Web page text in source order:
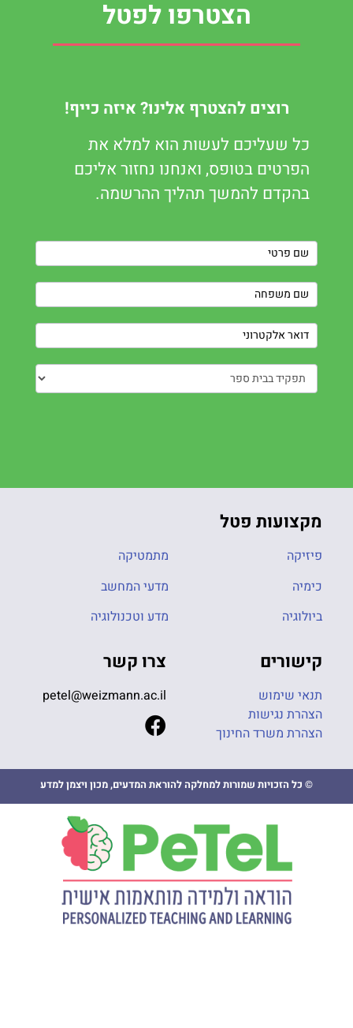
הצטרפו לפטל
רוצים להצטרף אלינו? איזה כייף!
כל שעליכם לעשות הוא למלא את
הפרטים בטופס, ואנחנו נחזור אליכם
בהקדם להמשך תהליך ההרשמה.
Contact
Us
מקצועות פטל
פיזיקה
כימיה
ביולוגיה
מתמטיקה
מדעי המחשב
מדע וטכנולוגיה
קישורים
תנאי שימוש
הצהרת נגישות
הצהרת משרד החינוך
צרו קשר
petel@weizmann.ac.il
© כל הזכויות שמורות למחלקה להוראת המדעים, מכון ויצמן למדע